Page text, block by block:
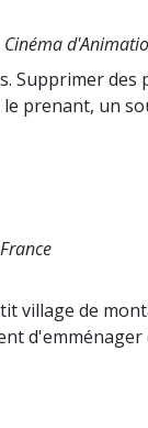
Cinéma
Supprimer des
prenant, un
village de